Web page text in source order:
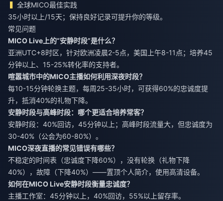
全球MICO最佳实践
35小时以上/15天；保持良好记录可提升你的等级。
常见问题
MICO Live上的“安静时段”是什么？
亚洲UTC+8时区，针对欧洲凌晨2-5点，美国上午8-11点；培养45
分钟以上、15-25%转化率的支持者。
喧嚣城市中的MICO主播如何利用深夜时段？
每10-15分钟轮换主题，每周25-35小时，可获得60%的忠诚度提
升，抵消40%的礼物下降。
安静时段与高峰时段：哪个更适合培养常客？
安静时段：40%回访，45分钟以上；高峰时段流量大，但忠诚度为
30-40%（公会为60-80%）。
MICO深夜直播的常见错误有哪些？
不稳定的时间表（忠诚度下降60%），没有轮换（礼物下降
40%），故障（下降40%）——置顶个人简介，使用高清设备。
如何在MICO Live安静时段衡量忠诚度？
主播工作室：45分钟以上，40%回访，55%以上留存率。